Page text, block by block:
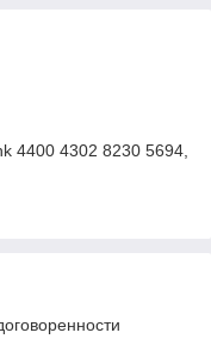
4400 4302 8230 5694,